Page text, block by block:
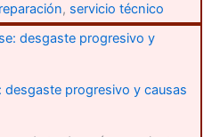
reparación, servicio técnico
progresivo y causas